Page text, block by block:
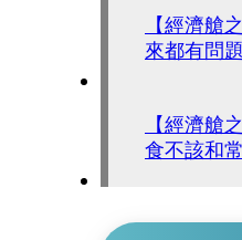
【經濟
來都有問題
【經濟
食不該和